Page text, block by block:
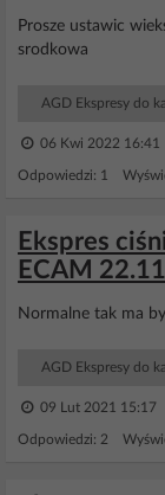
Prosze ustawic
srodkowa
AGD Ekspresy do
06 Kwi 2022 16:41
Odpowiedzi: 1
Ekspres
ECAM
Normalne tak ma
AGD Ekspresy do
09 Lut 2021 15:17
Odpowiedzi: 2